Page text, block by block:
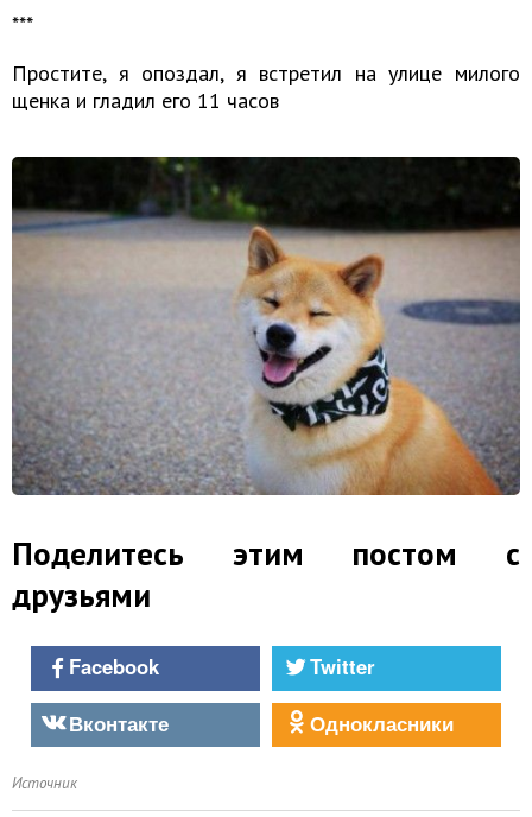
​​​​​​​***
Простите, я опоздал, я встретил на улице милого
щенка и гладил его 11 часов
Поделитесь этим постом с
друзьями
Facebook
Twitter
Вконтакте
Однокласники
Источник